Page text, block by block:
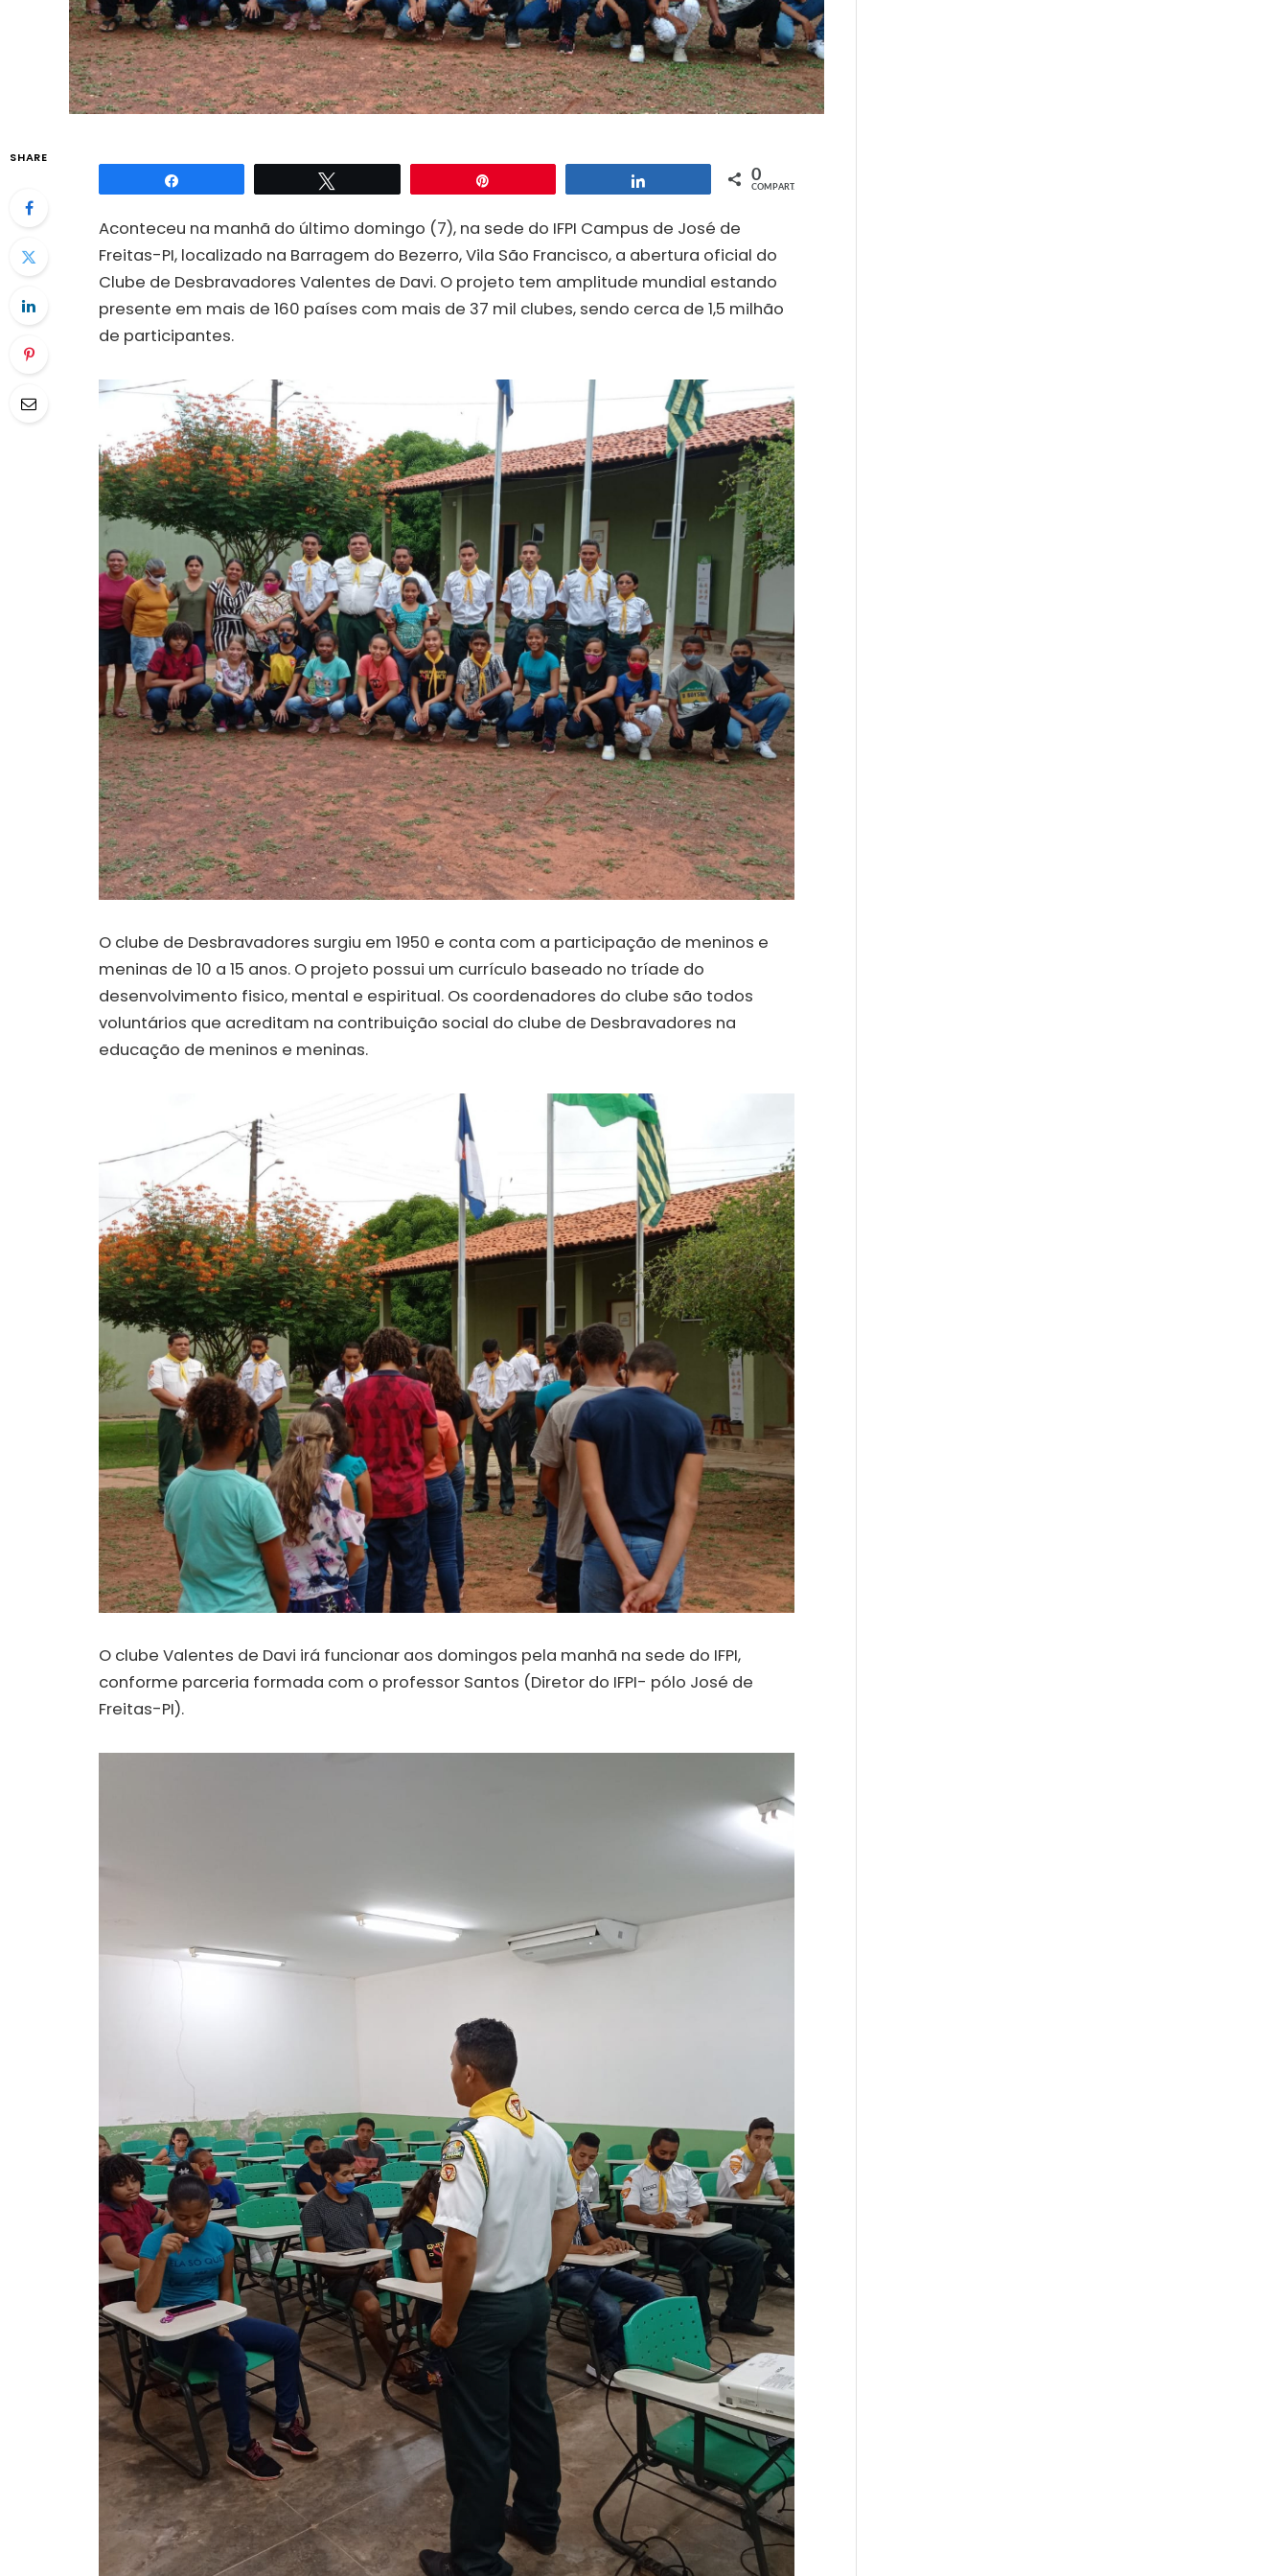
SHARE
Compartilhar 0
COMPART.
Aconteceu na manhã do último domingo (7), na sede do IFPI Campus de José de
Freitas-PI, localizado na Barragem do Bezerro, Vila São Francisco, a abertura oficial do
Clube de Desbravadores Valentes de Davi. O projeto tem amplitude mundial estando
presente em mais de 160 países com mais de 37 mil clubes, sendo cerca de 1,5 milhão
de participantes.
O clube de Desbravadores surgiu em 1950 e conta com a participação de meninos e
meninas de 10 a 15 anos. O projeto possui um currículo baseado no tríade do
desenvolvimento fisico, mental e espiritual. Os coordenadores do clube são todos
voluntários que acreditam na contribuição social do clube de Desbravadores na
educação de meninos e meninas.
O clube Valentes de Davi irá funcionar aos domingos pela manhã na sede do IFPI,
conforme parceria formada com o professor Santos (Diretor do IFPI- pólo José de
Freitas-PI).